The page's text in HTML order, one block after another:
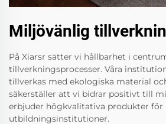
Miljövänlig
På Xiarsr sätter vi hållbarhet i
tillverkningsprocesser. Våra
tillverkas med ekologiska material
säkerställer att vi bidrar positivt till
erbjuder högkvalitativa produkter för
utbildningsinstitutioner.